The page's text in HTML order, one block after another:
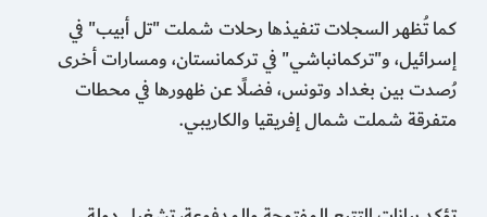
كما تُظهر السجلات تنفيذها رحلات شملت "تل أبيب" في
إسرائيل، و"تركمانباشي" في تركمانستان، ومسارات أخرى
رُصدت بين بغداد وتونس، فضلًا عن ظهورها في محطات
متفرقة شملت شمال إفريقيا والكاريبي.